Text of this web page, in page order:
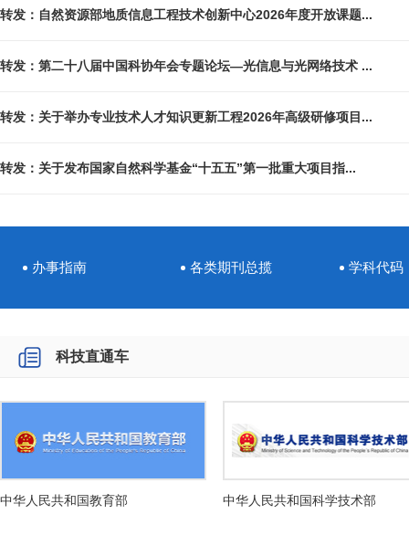
转发：自然资源部地质信息工程技术创新中心2026年度开放课题...
转发：第二十八届中国科协年会专题论坛—光信息与光网络技术 ...
转发：关于举办专业技术人才知识更新工程2026年高级研修项目...
转发：关于发布国家自然科学基金“十五五”第一批重大项目指...
办事指南 各类期刊总揽 学科代码
科技直通车
中华人民共和国教育部 中华人民共和国科学技术部